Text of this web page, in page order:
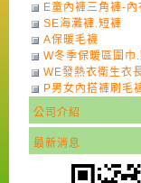
E童內褲三角褲-內
SE海灘褲.短褲
A保暖毛襪
W冬季保暖區圍巾
WE發熱衣衛生衣
色)-7
P男女內搭褲刷毛
褲
公司介紹
最新消息